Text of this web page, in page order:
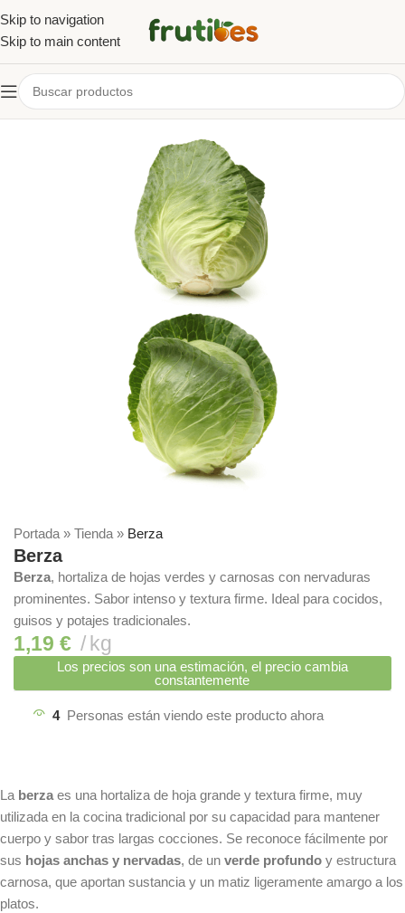
Skip to navigation
Skip to main content
Portada » Tienda » Berza
Berza
Berza, hortaliza de hojas verdes y carnosas con nervaduras
prominentes. Sabor intenso y textura firme. Ideal para cocidos,
guisos y potajes tradicionales.
1,19 € kg
Los precios son una estimación, el precio cambia
constantemente
4 Personas están viendo este producto ahora
La berza es una hortaliza de hoja grande y textura firme, muy
utilizada en la cocina tradicional por su capacidad para mantener
cuerpo y sabor tras largas cocciones. Se reconoce fácilmente por
sus hojas anchas y nervadas, de un verde profundo y estructura
carnosa, que aportan sustancia y un matiz ligeramente amargo a los
platos.